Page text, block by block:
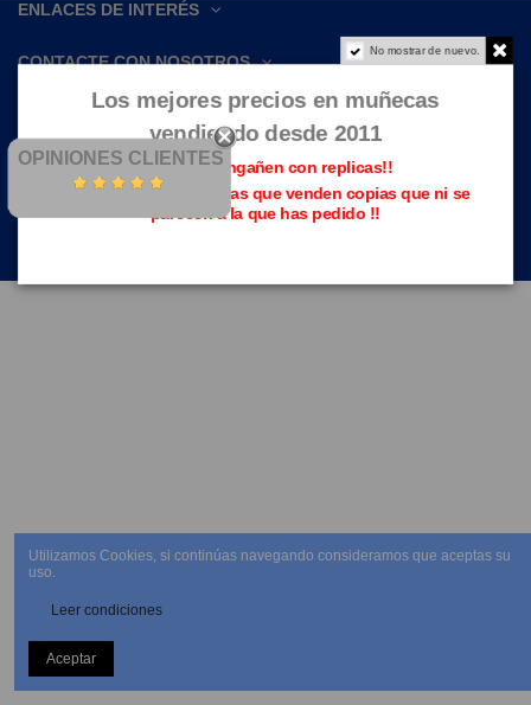
ENLACES DE INTERÉS
CONTACTE CON NOSOTROS
OPINIONES CLIENTES
No mostrar de nuevo.
Los mejores precios en muñecas
vendiendo desde 2011
Que no te engañen con replicas!!
Evita las páginas piratas que venden copias que ni se
parecen a la que has pedido !!
Utilizamos Cookies, si continúas navegando consideramos que aceptas su
uso.
Leer condiciones
Aceptar